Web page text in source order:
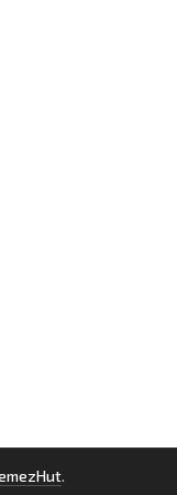
.